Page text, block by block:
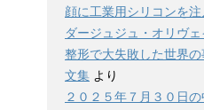
顔に工業用シリコンを
ダージュジュ・オリヴェ
整形で大失敗した世界
文集 より
２０２５年７月３０日